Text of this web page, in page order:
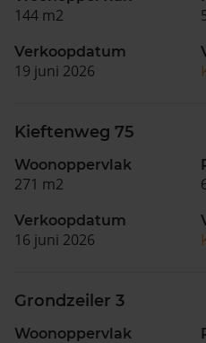
144 m2
Verkoopdatum
19 juni 2026
Kieftenweg 75
Woonoppervlak
271 m2
Verkoopdatum
16 juni 2026
Grondzeiler 3
Woonoppervlak